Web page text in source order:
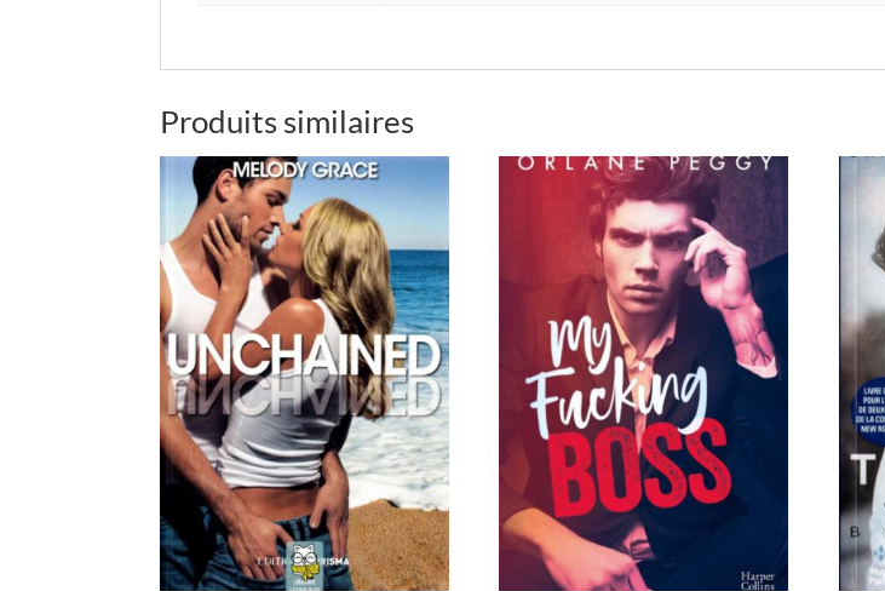
Produits similaires